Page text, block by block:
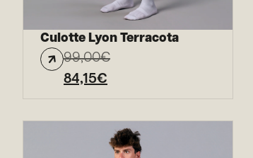
Culotte Lyon Terracota
99,00€
84,15€